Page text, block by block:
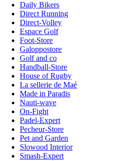
Daily Bikers
Direct Running
Direct-Volley
Espace Golf
Foot-Store
Galoppostore
Golf and co
Handball-Store
House of Rugby
La sellerie de Maé
Made in Paradis
Nauti-wave
On-Fight
Padel-Expert
Pecheur-Store
Pet and Garden
Slowood Interior
Smash-Expert